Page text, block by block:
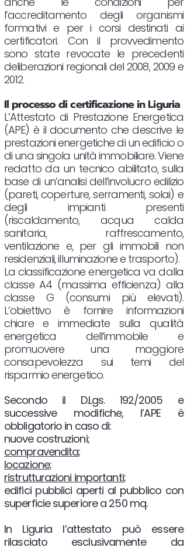
l’accreditamento degli organismi
formativi e per i corsi destinati ai
certificatori. Con il provvedimento
sono state revocate le precedenti
deliberazioni regionali del 2008, 2009 e
2012.
Il processo di certificazione in Liguria
L’Attestato di Prestazione Energetica
(APE) è il documento che descrive le
prestazioni energetiche di un edificio o
di una singola unità immobiliare. Viene
redatto da un tecnico abilitato, sulla
base di un’analisi dell’involucro edilizio
(pareti, coperture, serramenti, solai) e
degli impianti presenti
(riscaldamento, acqua calda
sanitaria, raffrescamento,
ventilazione e, per gli immobili non
residenziali, illuminazione e trasporto).
La classificazione energetica va dalla
classe A4 (massima efficienza) alla
classe G (consumi più elevati).
L’obiettivo è fornire informazioni
chiare e immediate sulla qualità
energetica dell’immobile e
promuovere una maggiore
consapevolezza sui temi del
risparmio energetico.
Secondo il D.Lgs. 192/2005 e
successive modifiche, l’APE è
obbligatorio in caso di:
nuove costruzioni;
compravendita;
locazione;
ristrutturazioni importanti;
edifici pubblici aperti al pubblico con
superficie superiore a 250 mq.
In Liguria l’attestato può essere
rilasciato esclusivamente da